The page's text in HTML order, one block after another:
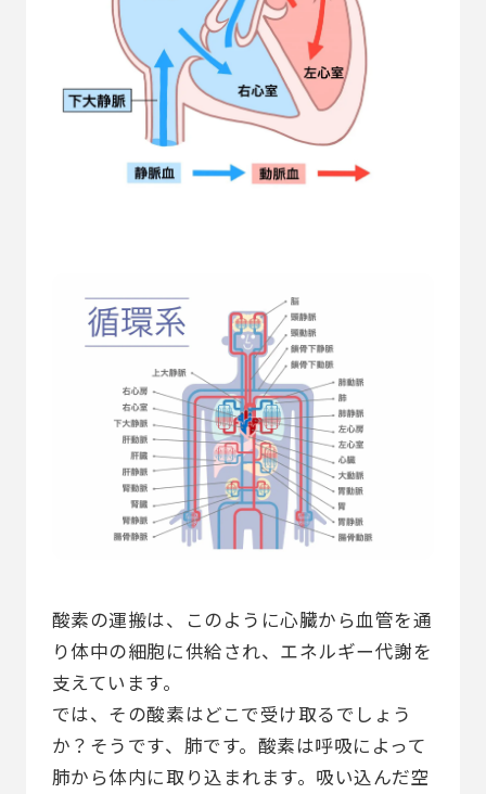
酸素の運搬は、このように心臓から血管を通
り体中の細胞に供給され、エネルギー代謝を
支えています。
では、その酸素はどこで受け取るでしょう
か？そうです、肺です。酸素は呼吸によって
肺から体内に取り込まれます。吸い込んだ空